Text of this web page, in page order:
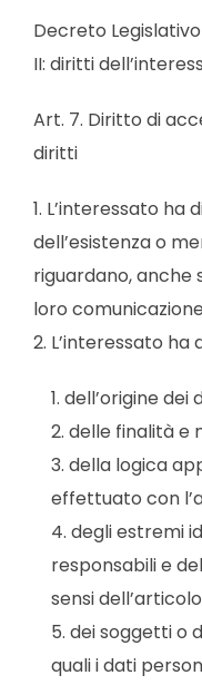
Decreto Legislativo
II: diritti
Art. 7. Diritto di
diritti
1. L’interessato
dell’esistenza o
riguardano, anche
loro
2. L’interessato
dell’origine dei
delle finalità e
della logica
effettuato con
degli estremi
responsabili e
sensi
dei soggetti o
quali i dati